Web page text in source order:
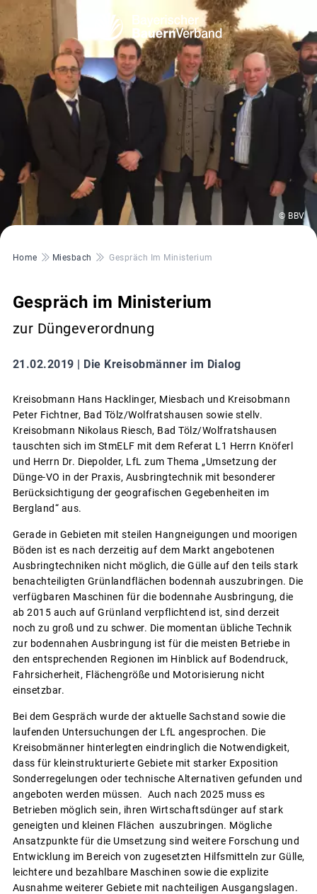
© BBV
Pfadnavigation
Home Miesbach Gespräch Im Ministerium
Gespräch im Ministerium
zur Düngeverordnung
21.02.2019 | Die Kreisobmänner im Dialog
Kreisobmann Hans Hacklinger, Miesbach und Kreisobmann
Peter Fichtner, Bad Tölz/Wolfratshausen sowie stellv.
Kreisobmann Nikolaus Riesch, Bad Tölz/Wolfratshausen
tauschten sich im StmELF mit dem Referat L1 Herrn Knöferl
und Herrn Dr. Diepolder, LfL zum Thema „Umsetzung der
Dünge-VO in der Praxis, Ausbringtechnik mit besonderer
Berücksichtigung der geografischen Gegebenheiten im
Bergland“ aus.
Gerade in Gebieten mit steilen Hangneigungen und moorigen
Böden ist es nach derzeitig auf dem Markt angebotenen
Ausbringtechniken nicht möglich, die Gülle auf den teils stark
benachteiligten Grünlandflächen bodennah auszubringen. Die
verfügbaren Maschinen für die bodennahe Ausbringung, die
ab 2015 auch auf Grünland verpflichtend ist, sind derzeit
noch zu groß und zu schwer. Die momentan übliche Technik
zur bodennahen Ausbringung ist für die meisten Betriebe in
den entsprechenden Regionen im Hinblick auf Bodendruck,
Fahrsicherheit, Flächengröße und Motorisierung nicht
einsetzbar.
Bei dem Gespräch wurde der aktuelle Sachstand sowie die
laufenden Untersuchungen der LfL angesprochen. Die
Kreisobmänner hinterlegten eindringlich die Notwendigkeit,
dass für kleinstrukturierte Gebiete mit starker Exposition
Sonderregelungen oder technische Alternativen gefunden und
angeboten werden müssen. Auch nach 2025 muss es
Betrieben möglich sein, ihren Wirtschaftsdünger auf stark
geneigten und kleinen Flächen auszubringen. Mögliche
Ansatzpunkte für die Umsetzung sind weitere Forschung und
Entwicklung im Bereich von zugesetzten Hilfsmitteln zur Gülle,
leichtere und bezahlbare Maschinen sowie die explizite
Ausnahme weiterer Gebiete mit nachteiligen Ausgangslagen.